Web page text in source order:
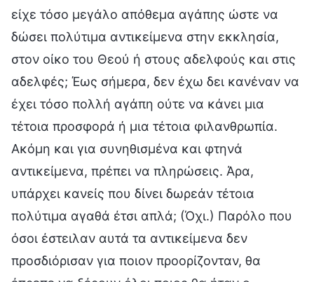
είχε τόσο μεγάλο απόθεμα αγάπης ώστε να
δώσει πολύτιμα αντικείμενα στην εκκλησία,
στον οίκο του Θεού ή στους αδελφούς και στις
αδελφές; Έως σήμερα, δεν έχω δει κανέναν να
έχει τόσο πολλή αγάπη ούτε να κάνει μια
τέτοια προσφορά ή μια τέτοια φιλανθρωπία.
Ακόμη και για συνηθισμένα και φτηνά
αντικείμενα, πρέπει να πληρώσεις. Άρα,
υπάρχει κανείς που δίνει δωρεάν τέτοια
πολύτιμα αγαθά έτσι απλά; (Όχι.) Παρόλο που
όσοι έστειλαν αυτά τα αντικείμενα δεν
προσδιόρισαν για ποιον προορίζονταν, θα